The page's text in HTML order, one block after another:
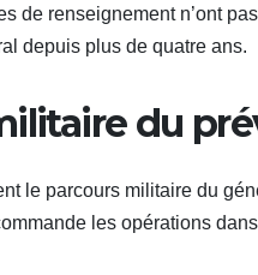
de renseignement n’ont
depuis plus de quatre ans.
du
le parcours militaire du
les opérations